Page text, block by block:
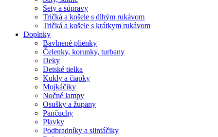
Sety a súpravy
Tričká a košele s dlhým rukávom
Tričká a košele s krátkym rukávom
Doplnky
Bavlnené plienky
Čelenky, korunky, turbany
Deky
Detské tielka
Kukly a čiapky
Mojkáčiky
Nočné lampy
Osušky a župany
Pančuchy
Plavky
Podbradníky a slintáčiky